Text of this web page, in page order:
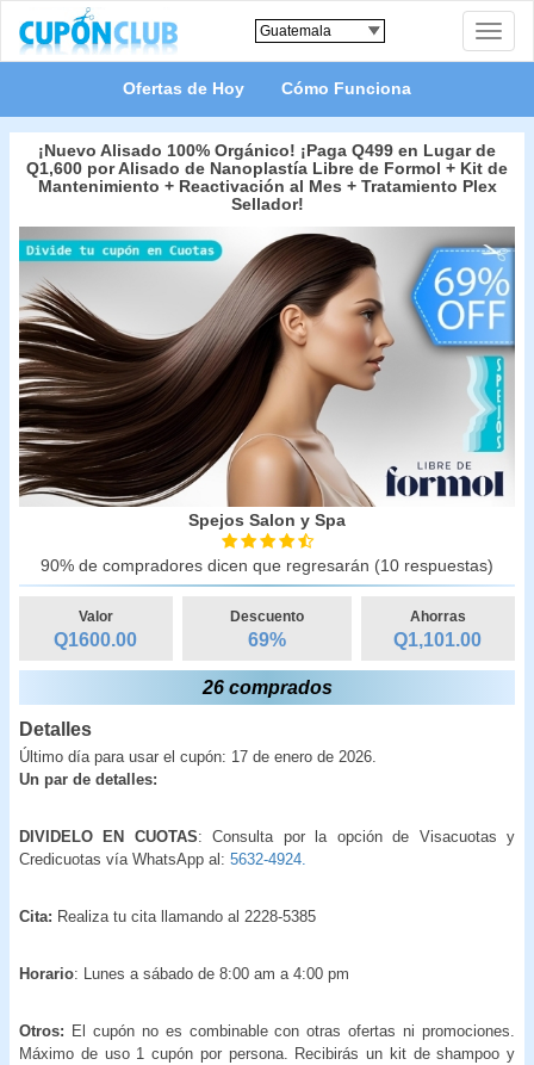
Toggle
Ofertas de Hoy Cómo Funciona
¡Nuevo Alisado 100% Orgánico! ¡Paga Q499 en Lugar de
Q1,600 por Alisado de Nanoplastía Libre de Formol + Kit de
Mantenimiento + Reactivación al Mes + Tratamiento Plex
Sellador!
Spejos Salon y Spa
90% de compradores dicen que regresarán (10 respuestas)
Valor
Q1600.00
Descuento
69%
Ahorras
Q1,101.00
26 comprados
Detalles
Último día para usar el cupón: 17 de enero de 2026.
Un par de detalles:
DIVIDELO EN CUOTAS: Consulta por la opción de Visacuotas y
Credicuotas vía WhatsApp al: 5632-4924.
Cita: Realiza tu cita llamando al 2228-5385
Horario: Lunes a sábado de 8:00 am a 4:00 pm
Otros: El cupón no es combinable con otras ofertas ni promociones.
Máximo de uso 1 cupón por persona. Recibirás un kit de shampoo y